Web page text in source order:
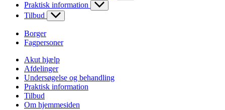
Praktisk information
Tilbud
Borger
Fagpersoner
Akut hjælp
Afdelinger
Undersøgelse og behandling
Praktisk information
Tilbud
Om hjemmesiden